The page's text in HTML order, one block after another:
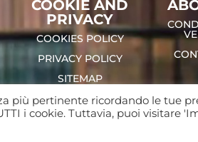
COOKIE AND
PRIVACY
COOKIES POLICY
PRIVACY POLICY
SITEMAP
dei Narcisi 12, 64025 Pineto (Te)
più pertinente ricordando le tue
i cookie. Tuttavia, puoi visitare